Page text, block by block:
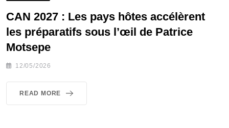
CAN 2027 : Les pays hôtes accélèrent
les préparatifs sous l’œil de Patrice
Motsepe
12/05/2026
READ MORE